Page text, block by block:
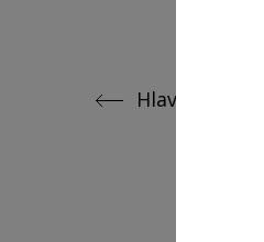
Hlavní nabídka